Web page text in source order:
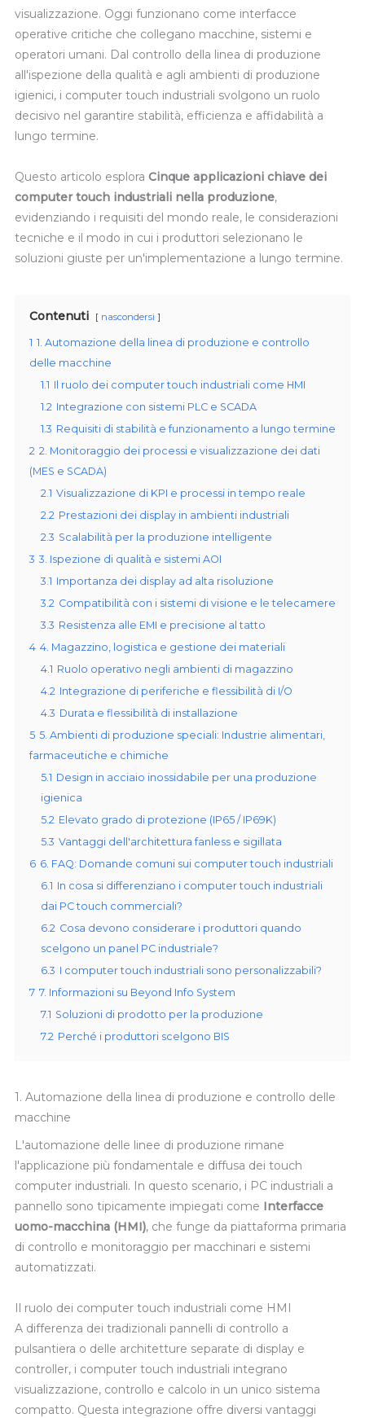
visualizzazione. Oggi funzionano come interfacce
operative critiche che collegano macchine, sistemi e
operatori umani. Dal controllo della linea di produzione
all'ispezione della qualità e agli ambienti di produzione
igienici, i computer touch industriali svolgono un ruolo
decisivo nel garantire stabilità, efficienza e affidabilità a
lungo termine.
Questo articolo esplora Cinque applicazioni chiave dei
computer touch industriali nella produzione,
evidenziando i requisiti del mondo reale, le considerazioni
tecniche e il modo in cui i produttori selezionano le
soluzioni giuste per un'implementazione a lungo termine.
Contenuti nascondersi
1 1. Automazione della linea di produzione e controllo
delle macchine
1.1 Il ruolo dei computer touch industriali come HMI
1.2 Integrazione con sistemi PLC e SCADA
1.3 Requisiti di stabilità e funzionamento a lungo termine
2 2. Monitoraggio dei processi e visualizzazione dei dati
(MES e SCADA)
2.1 Visualizzazione di KPI e processi in tempo reale
2.2 Prestazioni dei display in ambienti industriali
2.3 Scalabilità per la produzione intelligente
3 3. Ispezione di qualità e sistemi AOI
3.1 Importanza dei display ad alta risoluzione
3.2 Compatibilità con i sistemi di visione e le telecamere
3.3 Resistenza alle EMI e precisione al tatto
4 4. Magazzino, logistica e gestione dei materiali
4.1 Ruolo operativo negli ambienti di magazzino
4.2 Integrazione di periferiche e flessibilità di I/O
4.3 Durata e flessibilità di installazione
5 5. Ambienti di produzione speciali: Industrie alimentari,
farmaceutiche e chimiche
5.1 Design in acciaio inossidabile per una produzione
igienica
5.2 Elevato grado di protezione (IP65 / IP69K)
5.3 Vantaggi dell'architettura fanless e sigillata
6 6. FAQ: Domande comuni sui computer touch industriali
6.1 In cosa si differenziano i computer touch industriali
dai PC touch commerciali?
6.2 Cosa devono considerare i produttori quando
scelgono un panel PC industriale?
6.3 I computer touch industriali sono personalizzabili?
7 7. Informazioni su Beyond Info System
7.1 Soluzioni di prodotto per la produzione
7.2 Perché i produttori scelgono BIS
1. Automazione della linea di produzione e controllo delle
macchine
L'automazione delle linee di produzione rimane
l'applicazione più fondamentale e diffusa dei touch
computer industriali. In questo scenario, i PC industriali a
pannello sono tipicamente impiegati come Interfacce
uomo-macchina (HMI), che funge da piattaforma primaria
di controllo e monitoraggio per macchinari e sistemi
automatizzati.
Il ruolo dei computer touch industriali come HMI
A differenza dei tradizionali pannelli di controllo a
pulsantiera o delle architetture separate di display e
controller, i computer touch industriali integrano
visualizzazione, controllo e calcolo in un unico sistema
compatto. Questa integrazione offre diversi vantaggi